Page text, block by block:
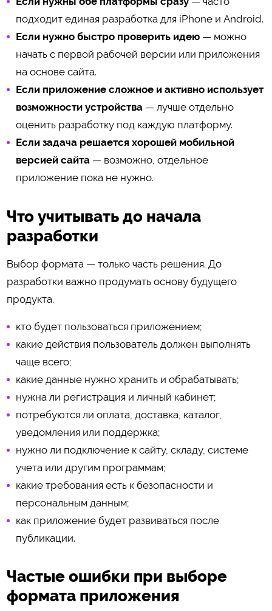
подходит единая разработка для iPhone и Android.
Если нужно быстро проверить идею— можно
начать с первой рабочей версии или приложения
на основе сайта.
Если приложение сложное и активно использует
возможности устройства— лучше отдельно
оценить разработку под каждую платформу.
Если задача решается хорошей мобильной
версией сайта— возможно, отдельное
приложение пока не нужно.
Что учитывать до начала
разработки
Выбор формата — только часть решения. До
разработки важно продумать основу будущего
продукта.
кто будет пользоваться приложением;
какие действия пользователь должен выполнять
чаще всего;
какие данные нужно хранить и обрабатывать;
нужна ли регистрация и личный кабинет;
потребуются ли оплата, доставка, каталог,
уведомления или поддержка;
нужно ли подключение к сайту, складу, системе
учета или другим программам;
какие требования есть к безопасности и
персональным данным;
как приложение будет развиваться после
публикации.
Частые ошибки при выборе
формата приложения